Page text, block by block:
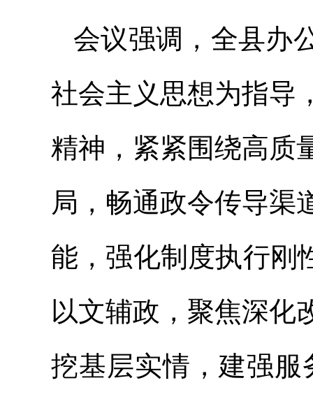
会议强调，全县办
社会主义思想为指导
精神，紧紧围绕高质
局，畅通政令传导渠
能，强化制度执行刚
以文辅政，聚焦深化
挖基层实情，建强服